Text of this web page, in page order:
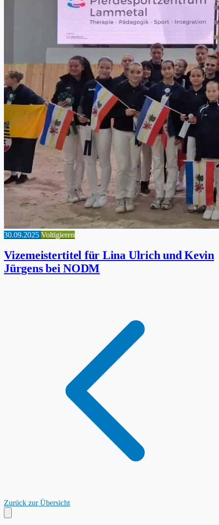
30.09.2025 Voltigieren
Vizemeistertitel für Lina Ulrich und Kevin
Jürgens bei NODM
Zurück zur Übersicht